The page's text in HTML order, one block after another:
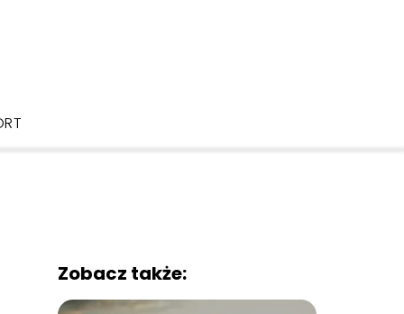
Zobacz także: